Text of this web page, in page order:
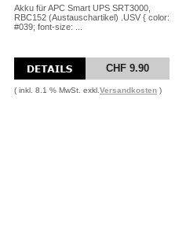
Akku für APC Smart UPS SRT3000,
RBC152 (Austauschartikel) .USV { color:
#039; font-size: ...
CHF 9.90
( inkl. 8.1 % MwSt. exkl. Versandkosten )